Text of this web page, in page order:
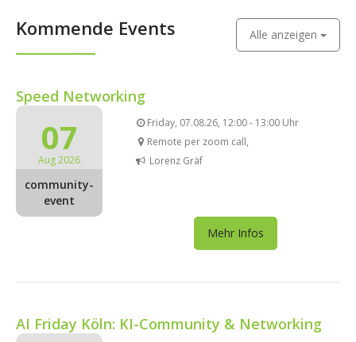
Kommende Events Alle anzeigen
Speed Networking
07
Aug 2026
community-
event
Friday, 07.08.26, 12:00 - 13:00 Uhr
Remote per zoom call,
Lorenz Gräf
Mehr Infos
AI Friday Köln: KI-Community & Networking